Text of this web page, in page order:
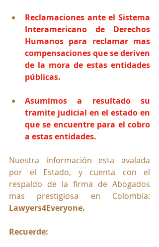
Reclamaciones ante el Sistema
Interamericano de Derechos
Humanos para reclamar mas
compensaciones que se deriven
de la mora de estas entidades
públicas.
Asumimos a resultado su
tramite judicial en el estado en
que se encuentre para el cobro
a estas entidades.
Nuestra información esta avalada
por el Estado, y cuenta con el
respaldo de la firma de Abogados
Lawyers4Everyone.
Recuerde: